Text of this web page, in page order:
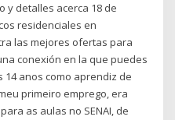
y detalles acerca 18 de
residenciales en
las mejores ofertas para
conexión en la que puedes
14 anos como aprendiz de
primeiro emprego, era
as aulas no SENAI, de